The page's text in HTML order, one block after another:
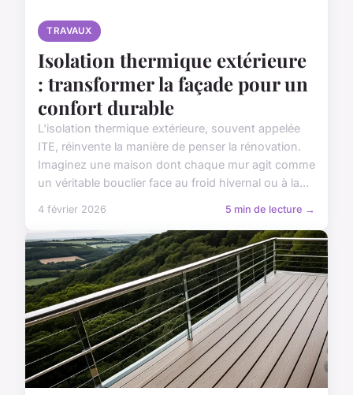
TRAVAUX
Isolation thermique extérieure
: transformer la façade pour un
confort durable
L'isolation thermique extérieure, souvent appelée
ITE, réinvente la manière de penser la rénovation.
Imaginez une maison dont chaque mur agit comme
un véritable bouclier face au froid hivernal ou à la...
4 février 2026 5 min de lecture →